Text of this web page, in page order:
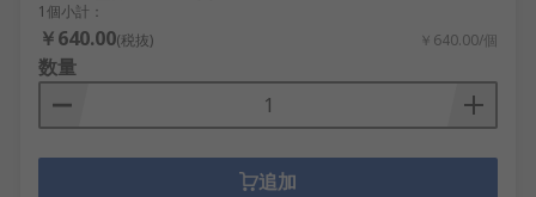
1個小計：
￥640.00(税抜) ￥640.00/個
数量
追加